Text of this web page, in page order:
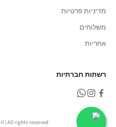
מדיניות פרטיות
משלוחים
אחריות
רשתות חברתיות
il | All rights reserved